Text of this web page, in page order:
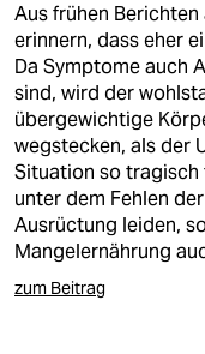
berlin
nord
wahrheit
verlag
verlag
veranstaltungen
Aus frühen Berichten
erinnern, dass eher
Da Symptome auch
sind, wird der
übergewichtige
wegstecken, als der
Situation so tragisch
unter dem Fehlen
Ausrüctung leiden,
Mangelernährung
zum Beitrag